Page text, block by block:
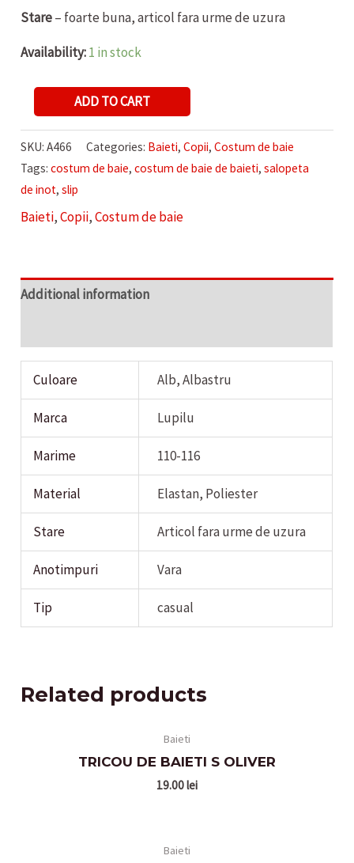
Stare– foarte buna, articol fara urme de uzura
Availability:1 in stock
DE
BAIE
DE
BAIETI
ADD TO CART
SKU:A466 Categories: Baieti,Copii,Costum de baie
Tags:costum de baie,costum de baie de baieti,salopeta
de inot,slip
Baieti,Copii,Costum de baie
Additional information
Culoare Alb, Albastru
Marca Lupilu
Marime 110-116
Material Elastan, Poliester
Stare Articol fara urme de uzura
Anotimpuri Vara
Tip casual
Related products
Baieti
TRICOU DE BAIETI S OLIVER
19.00lei
Baieti